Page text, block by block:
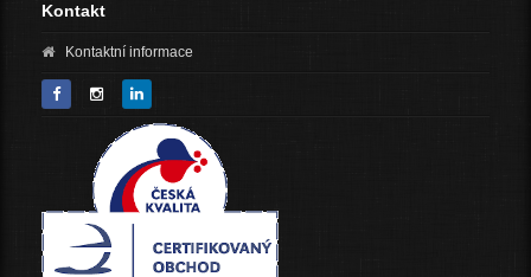
Kontakt
Kontaktní informace